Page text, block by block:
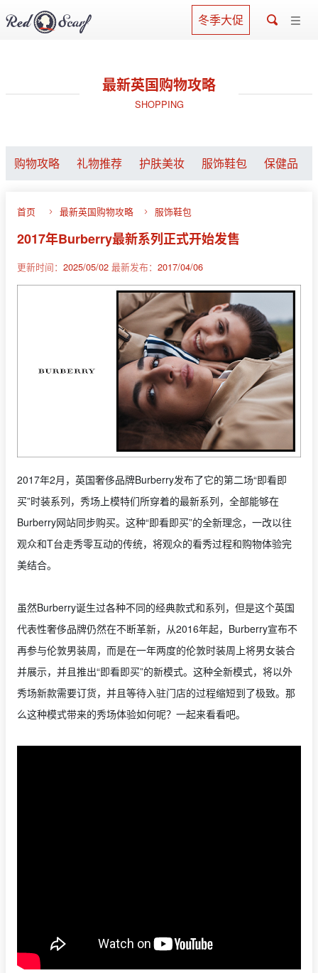
冬季大促
最新英国购物攻略
SHOPPING
购物攻略 礼物推荐 护肤美妆 服饰鞋包 保健品
首页 最新英国购物攻略 服饰鞋包
2017年Burberry最新系列正式开始发售
更新时间： 2025/05/02 最新发布： 2017/04/06
2017年2月，英国奢侈品牌Burberry发布了它的第二场“即看即
买”时装系列，秀场上模特们所穿着的最新系列，全部能够在
Burberry网站同步购买。这种“即看即买”的全新理念，一改以往
观众和T台走秀零互动的传统，将观众的看秀过程和购物体验完
美结合。
虽然Burberry诞生过各种不同的经典款式和系列，但是这个英国
代表性奢侈品牌仍然在不断革新，从2016年起，Burberry宣布不
再参与伦敦男装周，而是在一年两度的伦敦时装周上将男女装合
并展示，并且推出“即看即买”的新模式。这种全新模式，将以外
秀场新款需要订货，并且等待入驻门店的过程缩短到了极致。那
么这种模式带来的秀场体验如何呢？一起来看看吧。